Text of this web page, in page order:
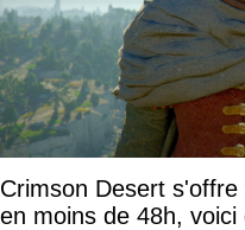
Crimson Desert
en moins de 48h,